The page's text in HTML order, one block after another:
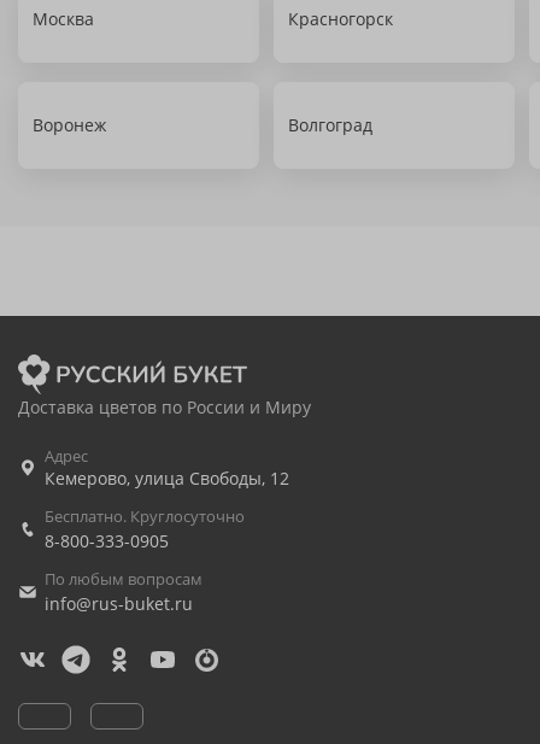
Москва Красногорск
Воронеж Волгоград
Доставка цветов по России и Миру
Адрес
Кемерово, улица Свободы, 12
Бесплатно. Круглосуточно
8-800-333-0905
По любым вопросам
info@rus-buket.ru